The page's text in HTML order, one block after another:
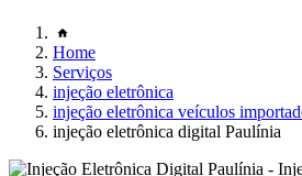
Home
Serviços
injeção eletrônica
injeção eletrônica veículos
injeção eletrônica digital Paulínia